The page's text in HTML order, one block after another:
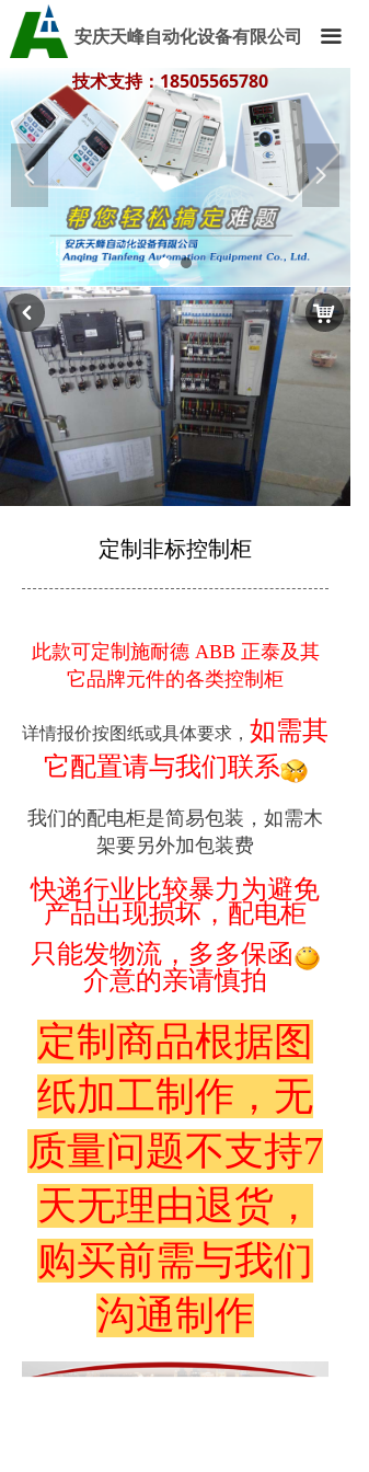
安庆天峰自动化设备有限公司 끀
技术支持：18505565780
技术支持：18505565780
넳 넲
定制非标控制柜
此款可定制施耐德 ABB 正泰及其
它品牌元件的各类控制柜
详情报价按图纸或具体要求， 如需其
它配置请与我们联系
我们的配电柜是简易包装，如需木
架要另外加包装费
快递行业比较暴力为避免
产品出现损坏，配电柜
只能发物流，多多保函
介意的亲请慎拍
定制商品根据图
纸加工制作，无
质量问题不支持7
天无理由退货，
购买前需与我们
沟通制作
낙
낒